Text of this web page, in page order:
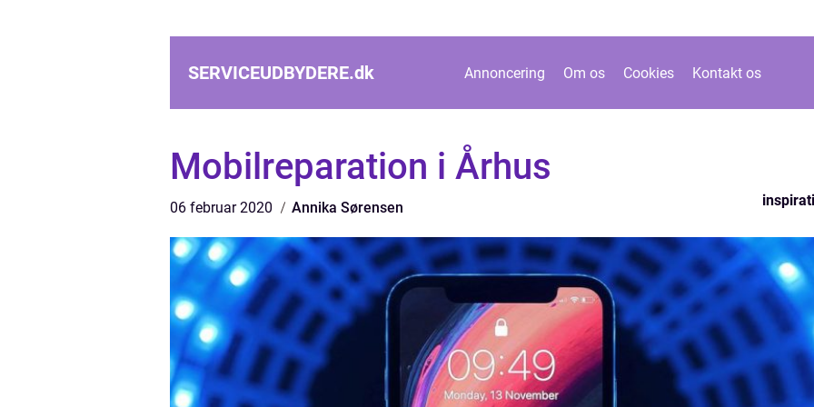
SERVICEUDBYDERE.dk Annoncering Om os Cookies Kontakt os
Mobilreparation i Århus
06 februar 2020 Annika Sørensen